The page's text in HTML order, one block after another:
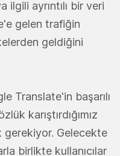
ilgili ayrıntılı bir veri
gelen trafiğin
geldiğini
Translate'in başarılı
karıştırdığımız
gerekiyor. Gelecekte
birlikte kullanıcılar